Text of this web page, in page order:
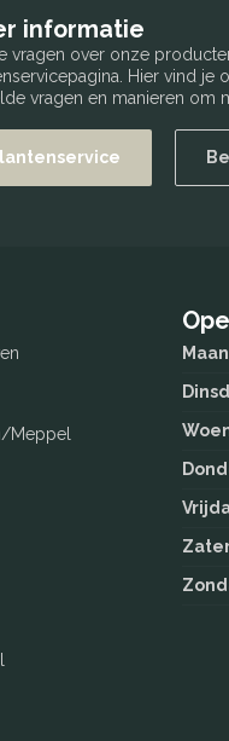
informatie
vragen over onze
Hier vind
vragen en manieren om
Meppel